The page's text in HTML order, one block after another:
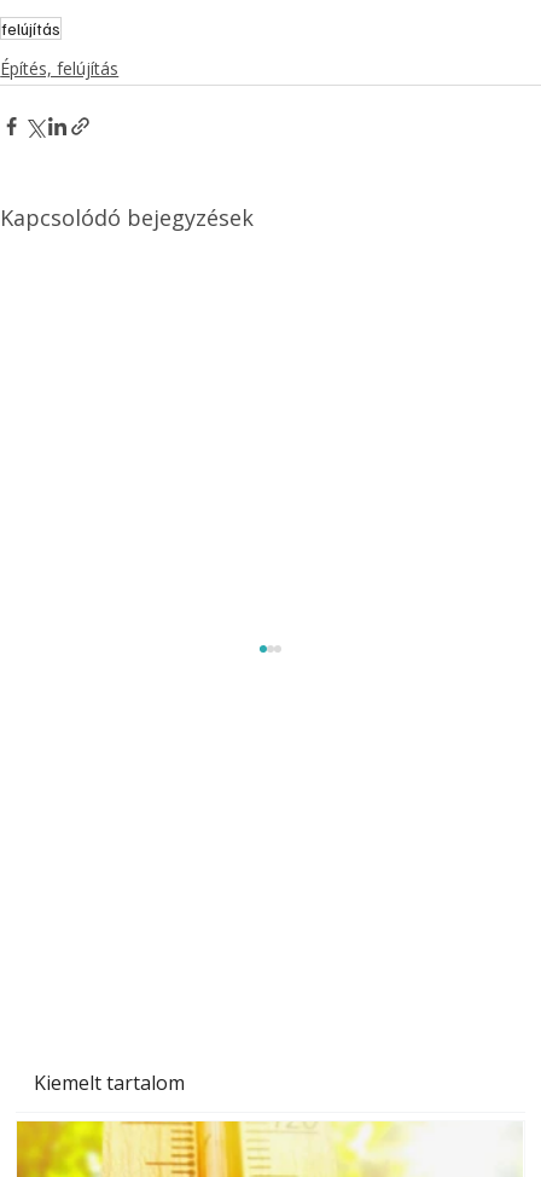
Kiemelt tartalom
felújítás
Építés, felújítás
Kapcsolódó bejegyzések